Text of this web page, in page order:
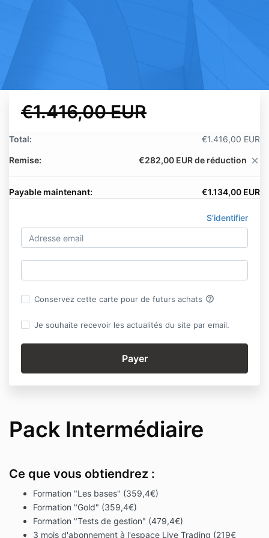
€1.416,00 EUR
Total: €1.416,00 EUR
Remise: €282,00 EUR de réduction close
Payable maintenant: €1.134,00 EUR
S’identifier
Conservez cette carte pour de futurs achats help_outline
Je souhaite recevoir les actualités du site par email.
Pack Intermédiaire
Ce que vous obtiendrez :
Formation "Les bases" (359,4€)
Formation "Gold" (359,4€)
Formation "Tests de gestion" (479,4€)
3 mois d'abonnement à l'espace Live Trading (219€